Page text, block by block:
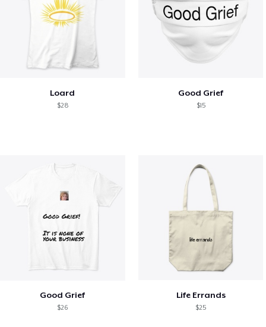
Loard
$28
Good Grief
$15
Good Grief
$26
Life Errands
$25